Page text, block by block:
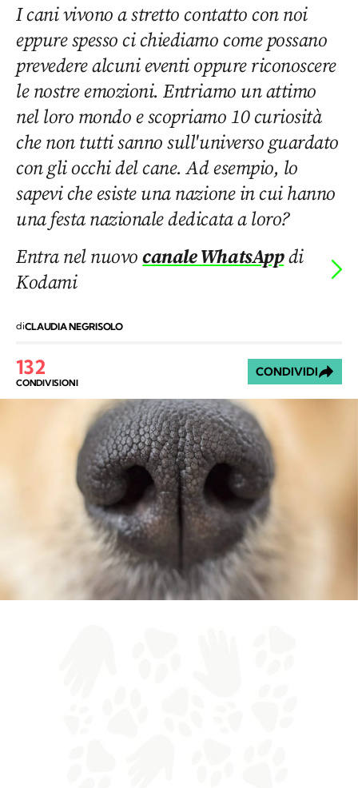
I cani vivono a stretto contatto con noi
eppure spesso ci chiediamo come possano
prevedere alcuni eventi oppure riconoscere
le nostre emozioni. Entriamo un attimo
nel loro mondo e scopriamo 10 curiosità
che non tutti sanno sull'universo guardato
con gli occhi del cane. Ad esempio, lo
sapevi che esiste una nazione in cui hanno
una festa nazionale dedicata a loro?
Entra nel nuovocanale WhatsAppdi
Kodami
diCLAUDIA NEGRISOLO
132
CONDIVISIONI
CONDIVIDI